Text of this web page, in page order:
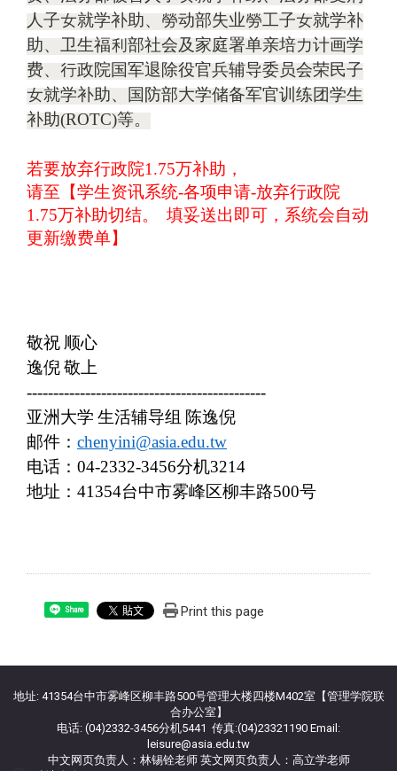
人子女就学补助、 勞动部失业勞工子女就学补
助、卫生福利部社会及家庭署单亲培力计画学
费、 行政院国军退除役官兵辅导委员会荣民子
女就学补助、国防部大学储备军官训练团学生
补助(ROTC)等。
若要放弃行政院1.75万补助，
请至【学生资讯系统-各项申请-放弃行政院
1.75万补助切结。
填妥送出即可，系统会自动
更新缴费单】
敬祝 顺心
逸倪敬上
---------------------------------------------
亚洲大学 生活辅导组 陈逸倪
邮件： chenyini@asia.edu.tw
电话： 04-2332-3456分机3214
地址： 41354台中市雾峰区柳丰路500号
Share Print this page
地址: 41354台中市雾峰区柳丰路500号管理大楼四楼M402室【管理学院联
合办公室】
电话: (04)2332-3456分机5441 传真:(04)23321190 Email:
leisure@asia.edu.tw
中文网页负责人：林锡铨老师 英文网页负责人：高立学老师